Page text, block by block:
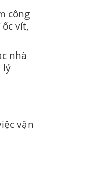
công
vít,
nhà
lý
vận